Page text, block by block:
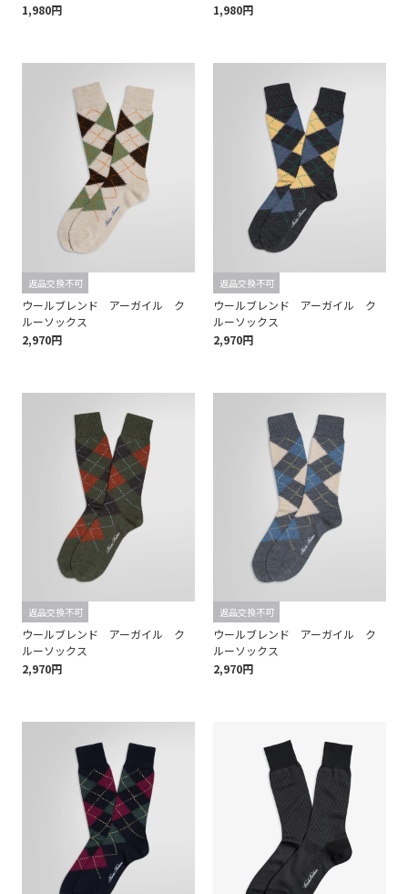
1,980円
1,980円
返品交換不可
ウールブレンド アーガイル ク
ルーソックス
2,970円
返品交換不可
ウールブレンド アーガイル ク
ルーソックス
2,970円
返品交換不可
ウールブレンド アーガイル ク
ルーソックス
2,970円
返品交換不可
ウールブレンド アーガイル ク
ルーソックス
2,970円